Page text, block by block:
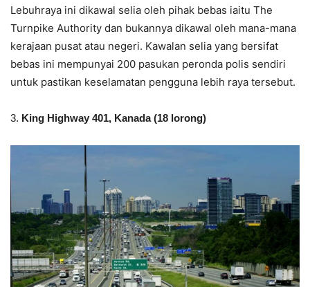
Lebuhraya ini dikawal selia oleh pihak bebas iaitu The
Turnpike Authority dan bukannya dikawal oleh mana-mana
kerajaan pusat atau negeri. Kawalan selia yang bersifat
bebas ini mempunyai 200 pasukan peronda polis sendiri
untuk pastikan keselamatan pengguna lebih raya tersebut.
3. King Highway 401, Kanada (18 lorong)